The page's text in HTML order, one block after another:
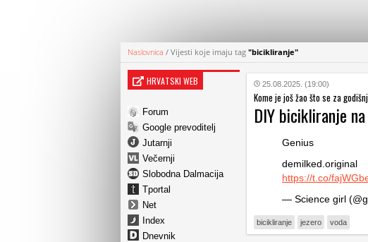
Naslovnica / Vijesti koje imaju tag "bicikliranje"
HRVATSKI WEB
Forum
Google prevoditelj
Jutarnji
Večernji
Slobodna Dalmacija
Tportal
Net
Index
Dnevnik
25.08.2025. (19:00)
Kome je još žao što se za
DIY bicikliranje
Genius
demilked.original
https://t.co/
— Science girl
bicikliranje jezero voda